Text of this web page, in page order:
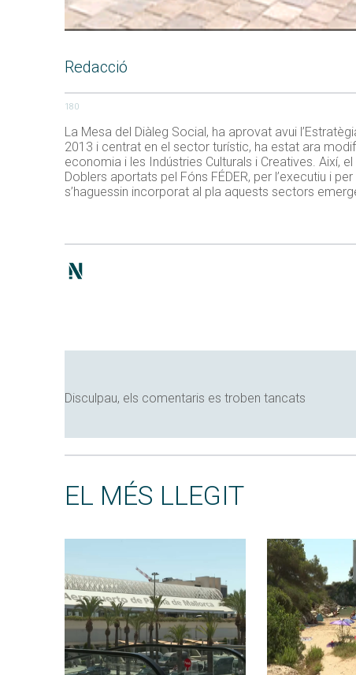
Redacció
180
La Mesa del Diàleg Social, ha aprovat avui
2013 i centrat en el sector turístic, ha estat ara
economia i les Indústries Culturals i Creatives. Així,
Doblers aportats pel Fóns FÉDER, per l’executiu i
s’haguessin incorporat al pla aquests sectors
Disculpau, els comentaris es troben tancats
EL MÉS LLEGIT